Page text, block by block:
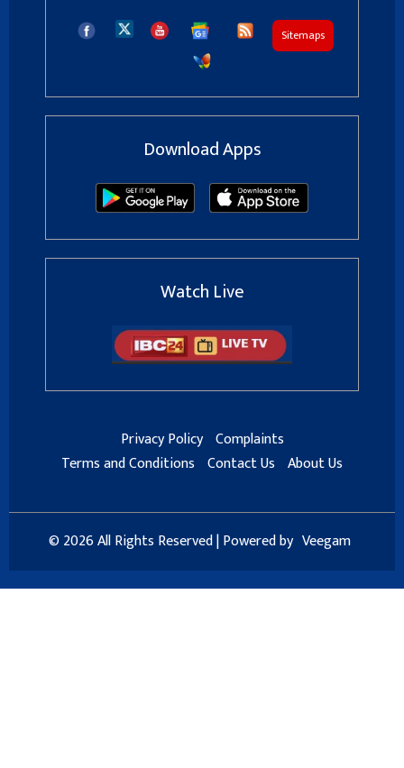
Sitemaps
Download Apps
Watch Live
Privacy Policy Complaints
Terms and Conditions Contact Us About Us
© 2026 All Rights Reserved | Powered by Veegam